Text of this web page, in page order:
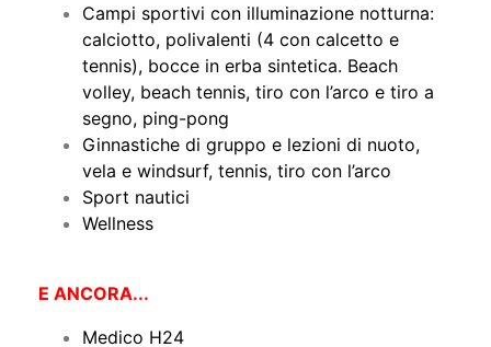
Campi sportivi con illuminazione notturna:
calciotto, polivalenti (4 con calcetto e
tennis), bocce in erba sintetica. Beach
volley, beach tennis, tiro con l’arco e tiro a
segno, ping-pong
Ginnastiche di gruppo e lezioni di nuoto,
vela e windsurf, tennis, tiro con l’arco
Sport nautici
Wellness
E ANCORA...
Medico H24